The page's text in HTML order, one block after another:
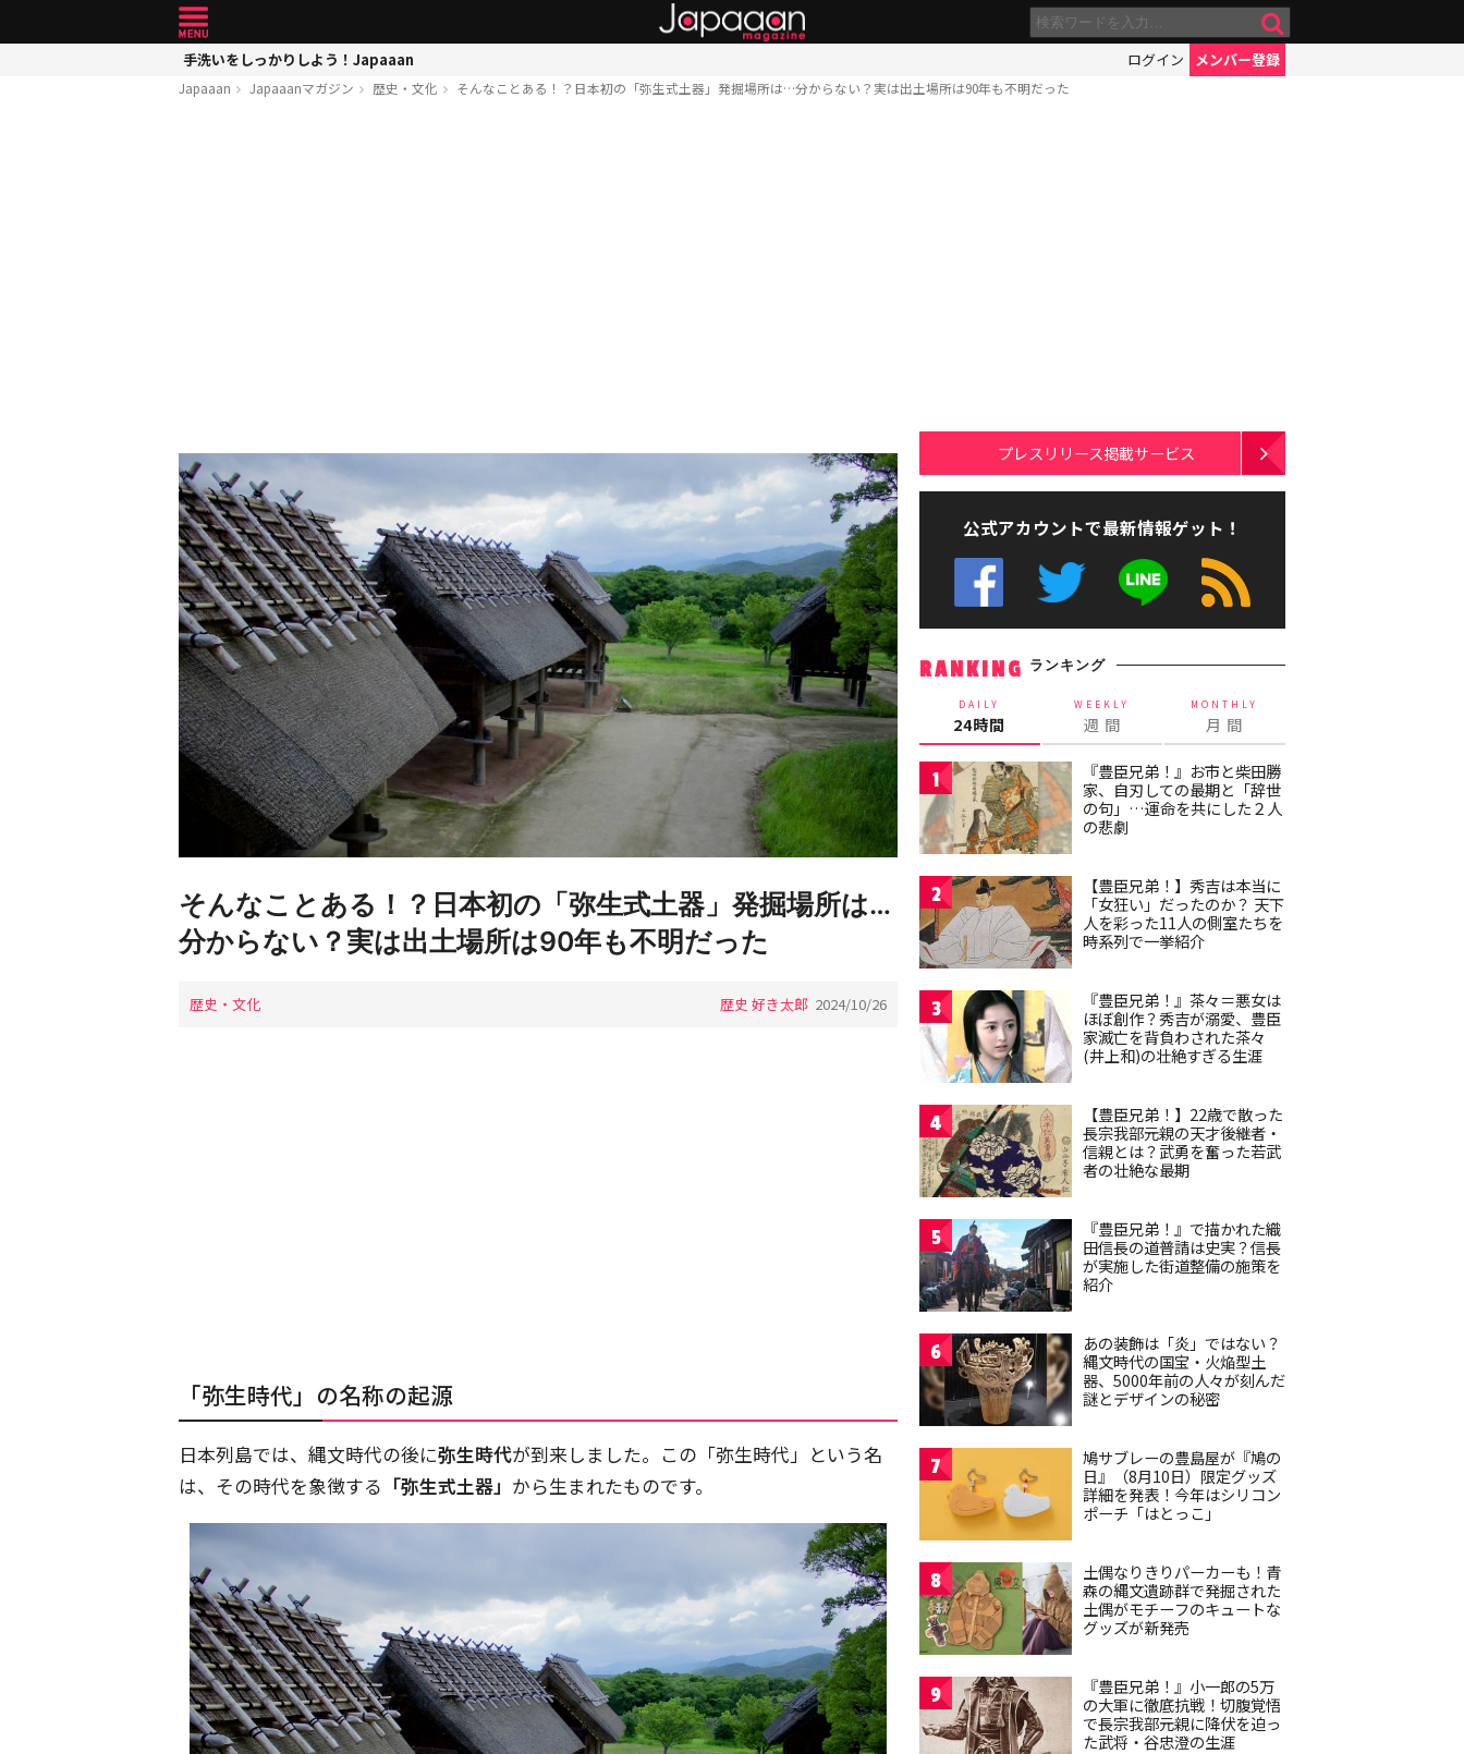
手洗いをしっかりしよう！Japaaan ログイン メンバー登録
Japaaan Japaaanマガジン 歴史・文化 そんなことある！？日本初の「弥生式土器」発掘場所は…分からない？実は出土場所は90年も不明だった
そんなことある！？日本初の「弥生式土器」発掘場所は…
分からない？実は出土場所は90年も不明だった
歴史・文化 歴史 好き太郎 2024/10/26
「弥生時代」の名称の起源
日本列島では、縄文時代の後に弥生時代が到来しました。この「弥生時代」という名
は、その時代を象徴する 「弥生式土器」 から生まれたものです。
プレスリリース掲載サービス
公式アカウントで最新情報ゲット！
RANKING ランキング
DAILY
24時間
WEEKLY
週 間
MONTHLY
月 間
1
『豊臣兄弟！』お市と柴田勝
家、自刃しての最期と「辞世
の句」…運命を共にした２人
の悲劇
2
【豊臣兄弟！】秀吉は本当に
「女狂い」だったのか？ 天下
人を彩った11人の側室たちを
時系列で一挙紹介
3
『豊臣兄弟！』茶々＝悪女は
ほぼ創作？秀吉が溺愛、豊臣
家滅亡を背負わされた茶々
(井上和)の壮絶すぎる生涯
4
【豊臣兄弟！】22歳で散った
長宗我部元親の天才後継者・
信親とは？武勇を奮った若武
者の壮絶な最期
5
『豊臣兄弟！』で描かれた織
田信長の道普請は史実？信長
が実施した街道整備の施策を
紹介
6
あの装飾は「炎」ではない？
縄文時代の国宝・火焔型土
器、5000年前の人々が刻んだ
謎とデザインの秘密
7
鳩サブレーの豊島屋が『鳩の
日』（8月10日）限定グッズ
詳細を発表！今年はシリコン
ポーチ「はとっこ」
8
土偶なりきりパーカーも！青
森の縄文遺跡群で発掘された
土偶がモチーフのキュートな
グッズが新発売
9
『豊臣兄弟！』小一郎の5万
の大軍に徹底抗戦！切腹覚悟
で長宗我部元親に降伏を迫っ
た武将・谷忠澄の生涯